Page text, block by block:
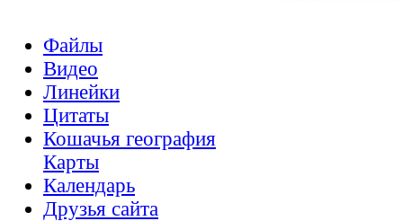
Файлы
Видео
Линейки
Цитаты
Кошачья география
Карты
Календарь
Друзья сайта